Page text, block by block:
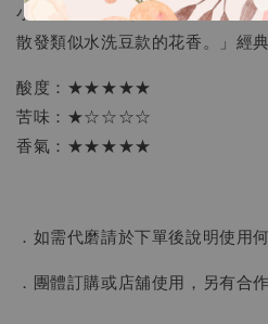
NT$ 550
小白花香氛、熱帶水果茶；香氣
散發類似水洗豆款的花香。」經
酸度：★★★★★
苦味：★☆☆☆☆
香氣：★★★★★
．如需代磨請於下單後說明使用
．團體訂購或店舖使用，另有合